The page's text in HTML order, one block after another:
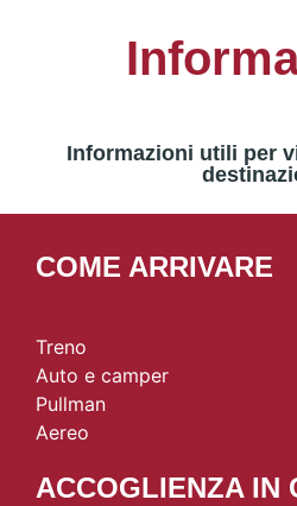
Informazioni utili per
COME ARRIVARE
Treno
Auto e camper
Pullman
Aereo
ACCOGLIENZA IN